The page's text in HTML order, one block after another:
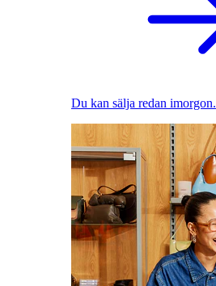
Du kan sälja redan imorgon.